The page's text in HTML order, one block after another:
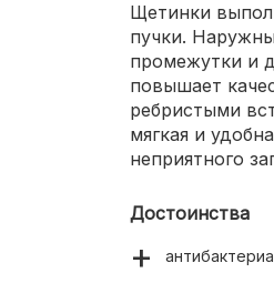
Щетинки
пучки.
промежутки и
повышает
ребристыми
мягкая и
неприятного
Достоинства